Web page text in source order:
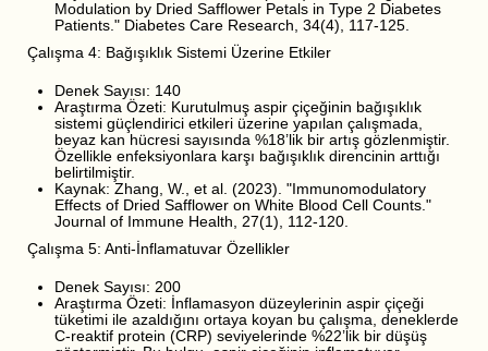
Modulation by Dried Safflower Petals in Type 2 Diabetes
Patients." Diabetes Care Research, 34(4), 117-125.
Çalışma 4: Bağışıklık Sistemi Üzerine Etkiler
Denek Sayısı: 140
Araştırma Özeti: Kurutulmuş aspir çiçeğinin bağışıklık
sistemi güçlendirici etkileri üzerine yapılan çalışmada,
beyaz kan hücresi sayısında %18’lik bir artış gözlenmiştir.
Özellikle enfeksiyonlara karşı bağışıklık direncinin arttığı
belirtilmiştir.
Kaynak: Zhang, W., et al. (2023). "Immunomodulatory
Effects of Dried Safflower on White Blood Cell Counts."
Journal of Immune Health, 27(1), 112-120.
Çalışma 5: Anti-İnflamatuvar Özellikler
Denek Sayısı: 200
Araştırma Özeti: İnflamasyon düzeylerinin aspir çiçeği
tüketimi ile azaldığını ortaya koyan bu çalışma, deneklerde
C-reaktif protein (CRP) seviyelerinde %22’lik bir düşüş